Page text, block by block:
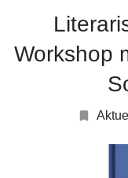
Workshop